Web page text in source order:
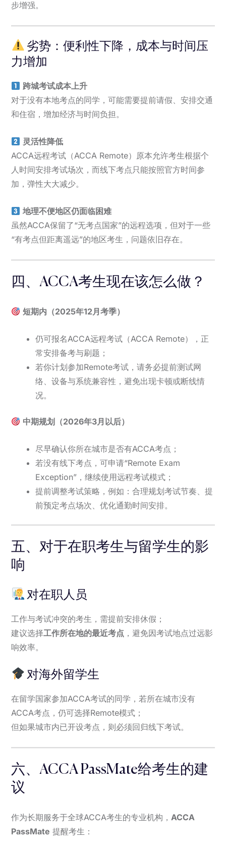
步增强。
劣势：便利性下降，成本与时间压
力增加
跨城考试成本上升
对于没有本地考点的同学，可能需要提前请假、安排交通
和住宿，增加经济与时间负担。
灵活性降低
ACCA远程考试（ACCA Remote）原本允许考生根据个
人时间安排考试场次，而线下考点只能按照官方时间参
加，弹性大大减少。
地理不便地区仍面临困难
虽然ACCA保留了“无考点国家”的远程选项，但对于一些
“有考点但距离遥远”的地区考生，问题依旧存在。
四、ACCA考生现在该怎么做？
短期内（2025年12月考季）
仍可报名ACCA远程考试（ACCA Remote），正
常安排备考与刷题；
若你计划参加Remote考试，请务必提前测试网
络、设备与系统兼容性，避免出现卡顿或断线情
况。
中期规划（2026年3月以后）
尽早确认你所在城市是否有ACCA考点；
若没有线下考点，可申请“Remote Exam
Exception”，继续使用远程考试模式；
提前调整考试策略，例如：合理规划考试节奏、提
前预定考点场次、优化通勤时间安排。
五、对于在职考生与留学生的影
响
对在职人员
工作与考试冲突的考生，需提前安排休假；
建议选择工作所在地的最近考点 ，避免因考试地点过远影
响效率。
对海外留学生
在留学国家参加ACCA考试的同学，若所在城市没有
ACCA考点，仍可选择Remote模式；
但如果城市内已开设考点，则必须回归线下考试。
六、ACCA PassMate给考生的建
议
作为长期服务于全球ACCA考生的专业机构， ACCA
PassMate 提醒考生：